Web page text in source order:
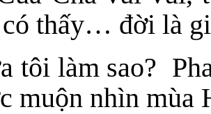
thấy… đời là
tôi làm sao?
muộn nhìn mùa